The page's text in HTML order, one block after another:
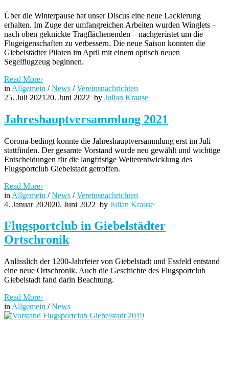
Über die Winterpause hat unser Discus eine neue Lackierung
erhalten. Im Zuge der umfangreichen Arbeiten wurden Winglets –
nach oben geknickte Tragflächenenden – nachgerüstet um die
Flugeigenschaften zu verbessern. Die neue Saison konnten die
Giebelstädter Piloten im April mit einem optisch neuen
Segelflugzeug beginnen.
Read More›
in Allgemein /News /Vereinsnachrichten
25. Juli 2021 20. Juni 2022 by Julian Krause
Jahreshauptversammlung 2021
Corona-bedingt konnte die Jahreshauptversammlung erst im Juli
stattfinden. Der gesamte Vorstand wurde neu gewählt und wichtige
Entscheidungen für die langfristige Weiterentwicklung des
Flugsportclub Giebelstadt getroffen.
Read More›
in Allgemein /News /Vereinsnachrichten
4. Januar 202020. Juni 2022 by Julian Krause
Flugsportclub in Giebelstädter
Ortschronik
Anlässlich der 1200-Jahrfeier von Giebelstadt und Essfeld entstand
eine neue Ortschronik. Auch die Geschichte des Flugsportclub
Giebelstadt fand darin Beachtung.
Read More›
in Allgemein /News